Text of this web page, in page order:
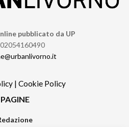
pubblicato da UP
02054160490
| Cookie Policy
PAGINE